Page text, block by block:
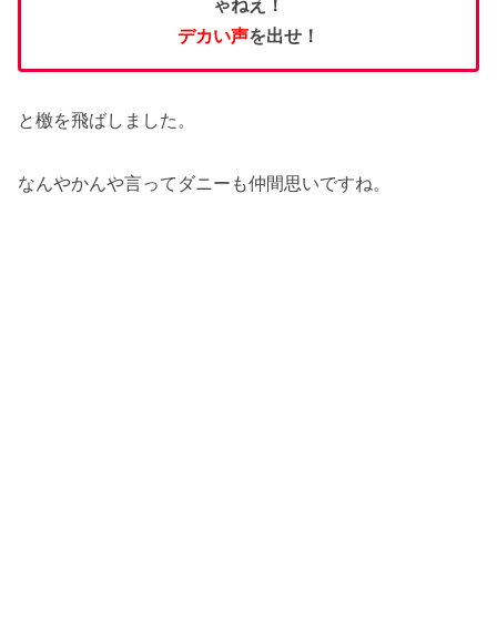
ゃねえ！
デカい声を出せ！
と檄を飛ばしました。
なんやかんや言ってダニーも仲間思いですね。